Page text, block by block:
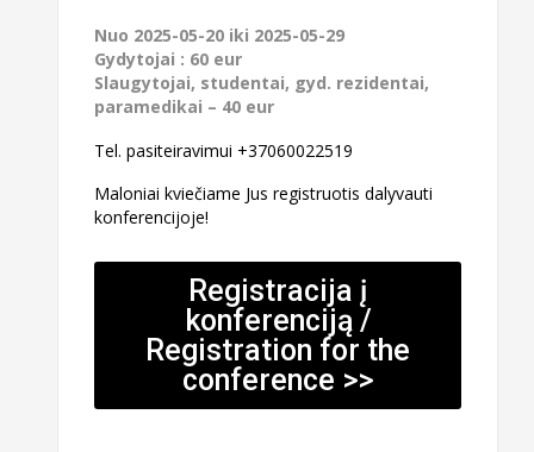
Nuo 2025-05-20 iki 2025-05-29
Gydytojai : 60 eur
Slaugytojai, studentai, gyd. rezidentai,
paramedikai – 40 eur
Tel. pasiteiravimui +37060022519
Maloniai kviečiame Jus registruotis dalyvauti
konferencijoje!
Registracija į
konferenciją /
Registration for the
conference >>